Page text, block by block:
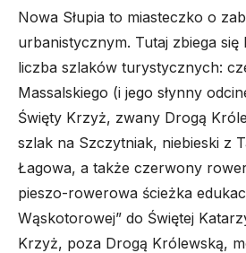
Nowa Słupia to miasteczko o
urbanistycznym. Tutaj zbiega się
liczba szlaków turystycznych:
Massalskiego (i jego słynny
Święty Krzyż, zwany Drogą
szlak na Szczytniak, niebieski z
Łagowa, a także czerwony
pieszo-rowerowa ścieżka
Wąskotorowej” do Świętej
Krzyż, poza Drogą Królewską,